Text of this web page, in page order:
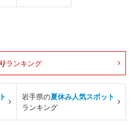
ランキング
岩手県の夏休み人気スポット
ランキング